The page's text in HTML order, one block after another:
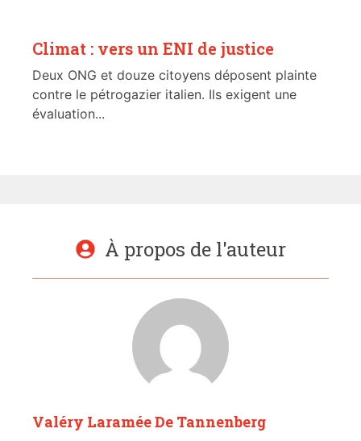
Climat : vers un ENI de justice
Deux ONG et douze citoyens déposent plainte
contre le pétrogazier italien. Ils exigent une
évaluation...
À propos de l'auteur
Valéry Laramée De Tannenberg